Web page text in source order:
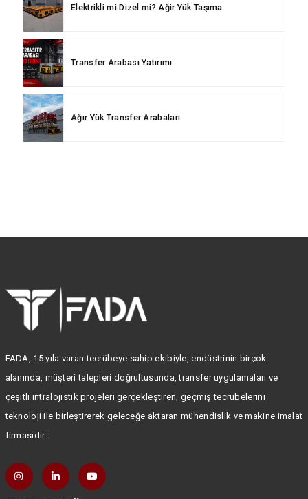
Elektrikli mi Dizel mi? Ağir Yük Taşıma
Transfer Arabası Yatırımı
Ağır Yük Transfer Arabaları
FADA, 15 yıla varan tecrübeye sahip ekibiyle, endüstrinin birçok
alanında, müşteri talepleri doğrultusunda, transfer uygulamaları ve
çeşitli intralojistik projeleri gerçekleştiren, geçmiş tecrübelerini
teknoloji ile birleştirerek geleceğe aktaran mühendislik ve makine imalat
firmasıdır.